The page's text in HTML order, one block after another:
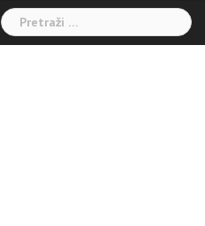
Pretraga: